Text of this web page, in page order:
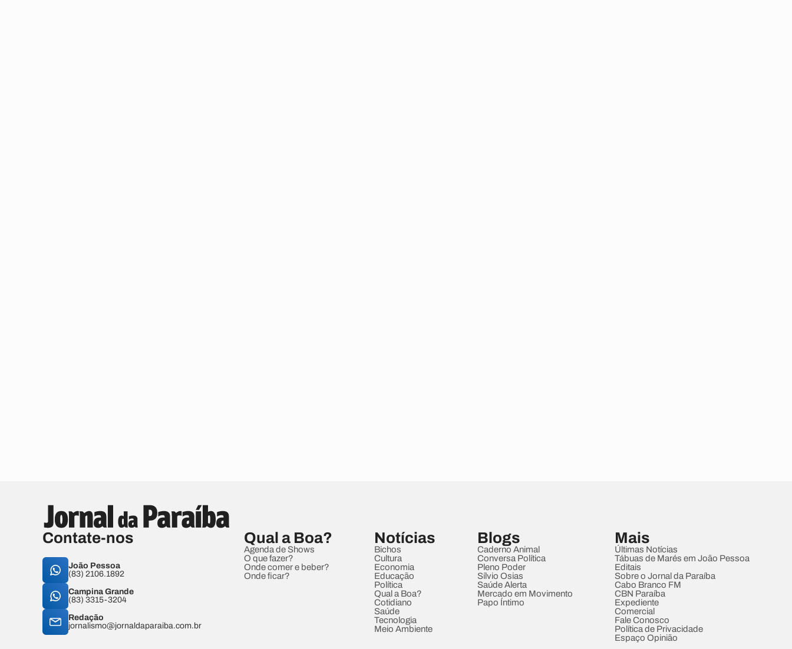
Contate-nos
João Pessoa
(83) 2106.1892
Campina Grande
(83) 3315-3204
Redação
jornalismo@jornaldaparaiba.com.br
Qual a Boa?
Agenda de Shows
O que fazer?
Onde comer e beber?
Onde ficar?
Notícias
Bichos
Cultura
Economia
Educação
Política
Qual a Boa?
Cotidiano
Saúde
Tecnologia
Meio Ambiente
Blogs
Caderno Animal
Conversa Política
Pleno Poder
Sílvio Osias
Saúde Alerta
Mercado em Movimento
Papo Íntimo
Mais
Últimas Notícias
Tábuas de Marés em João Pessoa
Editais
Sobre o Jornal da Paraíba
Cabo Branco FM
CBN Paraíba
Expediente
Comercial
Fale Conosco
Política de Privacidade
Espaço Opinião